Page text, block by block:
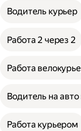
Водитель курьер
Работа 2 через 2
Работа
Водитель на
Работа курьером